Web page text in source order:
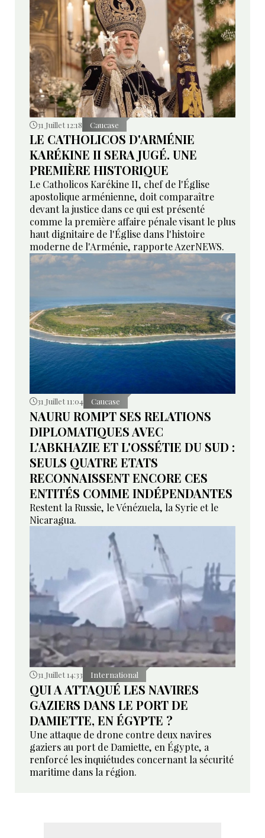
31 Juillet 12:18 Caucase
LE CATHOLICOS D'ARMÉNIE
KARÉKINE II SERA JUGÉ. UNE
PREMIÈRE HISTORIQUE
Le Catholicos Karékine II, chef de l'Église
apostolique arménienne, doit comparaître
devant la justice dans ce qui est présenté
comme la première affaire pénale visant le plus
haut dignitaire de l'Église dans l'histoire
moderne de l'Arménie, rapporte AzerNEWS.
31 Juillet 11:04 Caucase
NAURU ROMPT SES RELATIONS
DIPLOMATIQUES AVEC
L'ABKHAZIE ET L'OSSÉTIE DU SUD :
SEULS QUATRE ETATS
RECONNAISSENT ENCORE CES
ENTITÉS COMME INDÉPENDANTES
Restent la Russie, le Vénézuela, la Syrie et le
Nicaragua.
31 Juillet 14:33 International
QUI A ATTAQUÉ LES NAVIRES
GAZIERS DANS LE PORT DE
DAMIETTE, EN ÉGYPTE ?
Une attaque de drone contre deux navires
gaziers au port de Damiette, en Égypte, a
renforcé les inquiétudes concernant la sécurité
maritime dans la région.